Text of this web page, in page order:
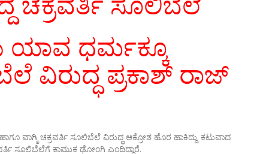
ಯಾವ ಧರ್ಮಕ್ಕೂ
ವಿರುದ್ಧ ಪ್ರಕಾಶ್‌ ರಾಜ್‌
ವಾಗ್ಮಿ ಚಕ್ರವರ್ತಿ ಸೂಲಿಬೆಲೆ ವಿರುದ್ಧ ಆಕ್ರೋಶ ಹೊರ ಹಾಕಿದ್ದು. ಕಟುವಾದ
ಸೂಲಿಬೆಲೆಗೆ ಕಾಮುಕ ಢೋಂಗಿ ಎಂದಿದ್ದಾರೆ.